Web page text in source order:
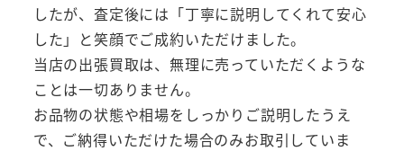
したが、査定後には「丁寧に説明してくれて安心
した」と笑顔でご成約いただけました。
当店の出張買取は、無理に売っていただくような
ことは一切ありません。
お品物の状態や相場をしっかりご説明したうえ
で、ご納得いただけた場合のみお取引していま